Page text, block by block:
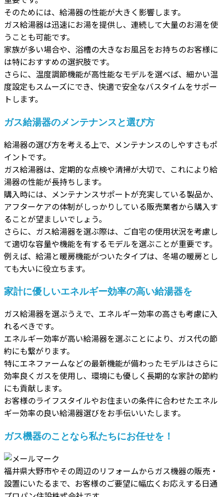
そのためには、給湯器の性能が大きく影響します。
ガス給湯器は迅速にお湯を提供し、連続して大量のお湯を使
うことも可能です。
家族が多い場合や、浴槽の大きなお風呂をお持ちのお客様に
は特におすすめの選択肢です。
さらに、温度調節機能が高性能なモデルを選べば、細かい温
度設定もスムーズにでき、快適で安全なバスタイムをサポー
トします。
ガス給湯器のメンテナンスと選び方
給湯器の選び方を考える上で、メンテナンスのしやすさもポ
イントです。
ガス給湯器は、定期的な点検や清掃が大切で、これにより給
湯器の性能が長持ちします。
購入時には、メンテナンスサポートが充実している製品か、
アフターケアの体制がしっかりしている販売業者から購入す
ることが望ましいでしょう。
さらに、ガス給湯器を選ぶ際は、ご自宅の使用状況を考慮し
て適切な容量や機能を有するモデルを選ぶことが重要です。
例えば、給湯と暖房機能がついたタイプは、冬場の暖房とし
ても大いに役立ちます。
家計に優しいエネルギー効率の高い給湯器を
ガス給湯器を選ぶうえで、エネルギー効率の高さも考慮に入
れるべきです。
エネルギー効率が高い給湯器を選ぶことにより、ガス代の節
約にも繋がります。
特にエネファームなどの最新機能が備わったモデルはさらに
効率良くガスを使用し、環境にも優しく長期的な家計の節約
にも貢献します。
お客様のライフスタイルやお住まいの条件に合わせたエネル
ギー効率の良い給湯器選びをお手伝いいたします。
ガス機器のことなら私たちにお任せを！
福井県大野市やその周辺のリフォームからガス機器の販売・
設置にいたるまで、お客様のご要望に幅広くお応えする日通